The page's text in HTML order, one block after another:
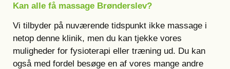
Kan alle få massage Brønderslev?
Vi tilbyder på nuværende tidspunkt ikke massage i
netop denne klinik, men du kan tjekke vores
muligheder for fysioterapi eller træning ud. Du kan
også med fordel besøge en af vores mange andre